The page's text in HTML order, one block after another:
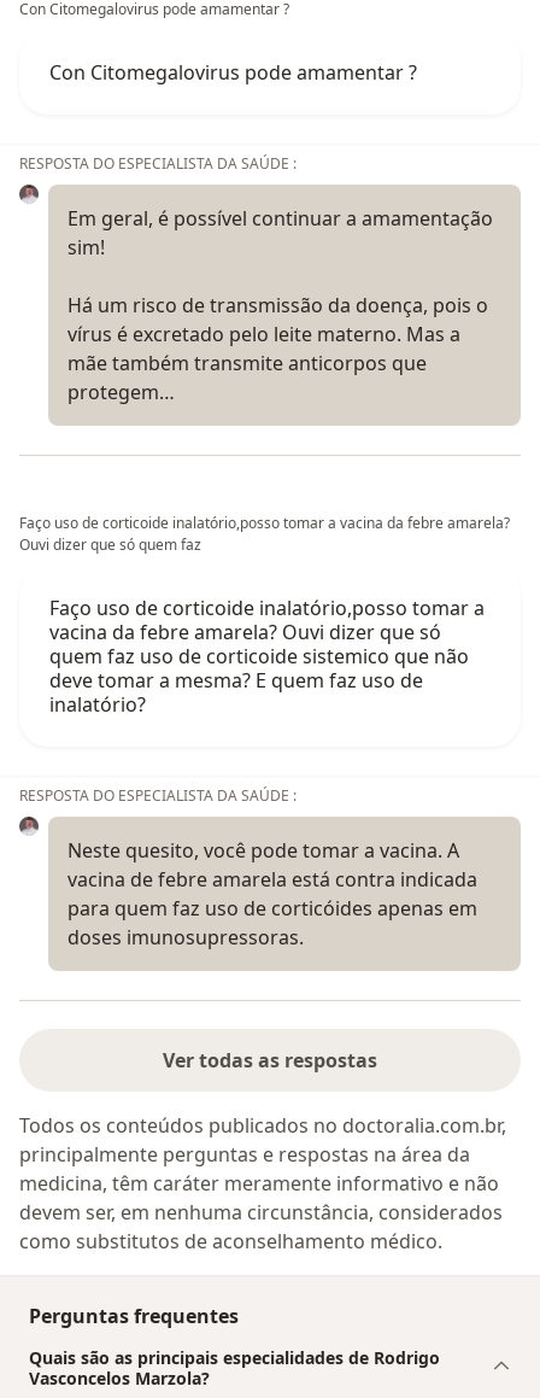
Con Citomegalovirus pode amamentar ?
Con Citomegalovirus pode amamentar ?
RESPOSTA DO ESPECIALISTA DA SAÚDE :
Em geral, é possível continuar a amamentação
sim!
Há um risco de transmissão da doença, pois o
vírus é excretado pelo leite materno. Mas a
mãe também transmite anticorpos que
protegem…
Faço uso de corticoide inalatório,posso tomar a vacina da febre amarela?
Ouvi dizer que só quem faz
Faço uso de corticoide inalatório,posso tomar a
vacina da febre amarela? Ouvi dizer que só
quem faz uso de corticoide sistemico que não
deve tomar a mesma? E quem faz uso de
inalatório?
RESPOSTA DO ESPECIALISTA DA SAÚDE :
Neste quesito, você pode tomar a vacina. A
vacina de febre amarela está contra indicada
para quem faz uso de corticóides apenas em
doses imunosupressoras.
Ver todas as respostas
Todos os conteúdos publicados no doctoralia.com.br,
principalmente perguntas e respostas na área da
medicina, têm caráter meramente informativo e não
devem ser, em nenhuma circunstância, considerados
como substitutos de aconselhamento médico.
Perguntas frequentes
Quais são as principais especialidades de Rodrigo
Vasconcelos Marzola?